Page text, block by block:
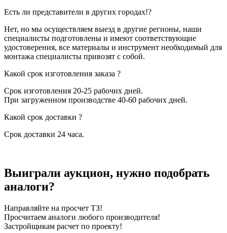
Есть ли представители в других городах!?
Нет, но мы осуществляем выезд в другие регионы, наши
специалисты подготовлены и имеют соответствующие
удостоверения, все материалы и инструмент необходимый для
монтажа специалисты привозят с собой.
Какой срок изготовления заказа ?
Срок изготовления 20-25 рабочих дней.
При загруженном производстве 40-60 рабочих дней.
Какой срок доставки ?
Срок доставки 24 часа.
Выиграли аукцион, нужно подобрать
аналоги?
Направляйте на просчет ТЗ!
Просчитаем аналоги любого производителя!
Застройщикам расчет по проекту!